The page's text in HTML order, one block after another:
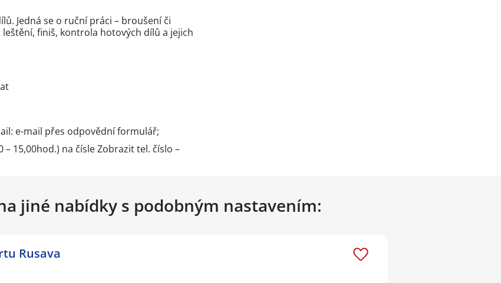
Jedná se o ruční práci – broušení či
finiš, kontrola hotových dílů a jejich
e-mail přes odpovědní formulář;
– 15,00hod.) na čísleZobrazit tel. číslo –
jiné nabídky s podobným nastavením:
Rusava